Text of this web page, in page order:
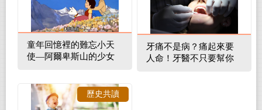
童年回憶裡的難忘小天
使—阿爾卑斯山的少女
牙痛不是病？痛起來要
人命！牙醫不只要幫你
歷史共讀